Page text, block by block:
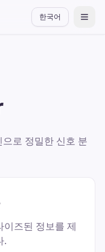
한국어 切换
로 정밀한 신호 분
즈된 정보를 제
.